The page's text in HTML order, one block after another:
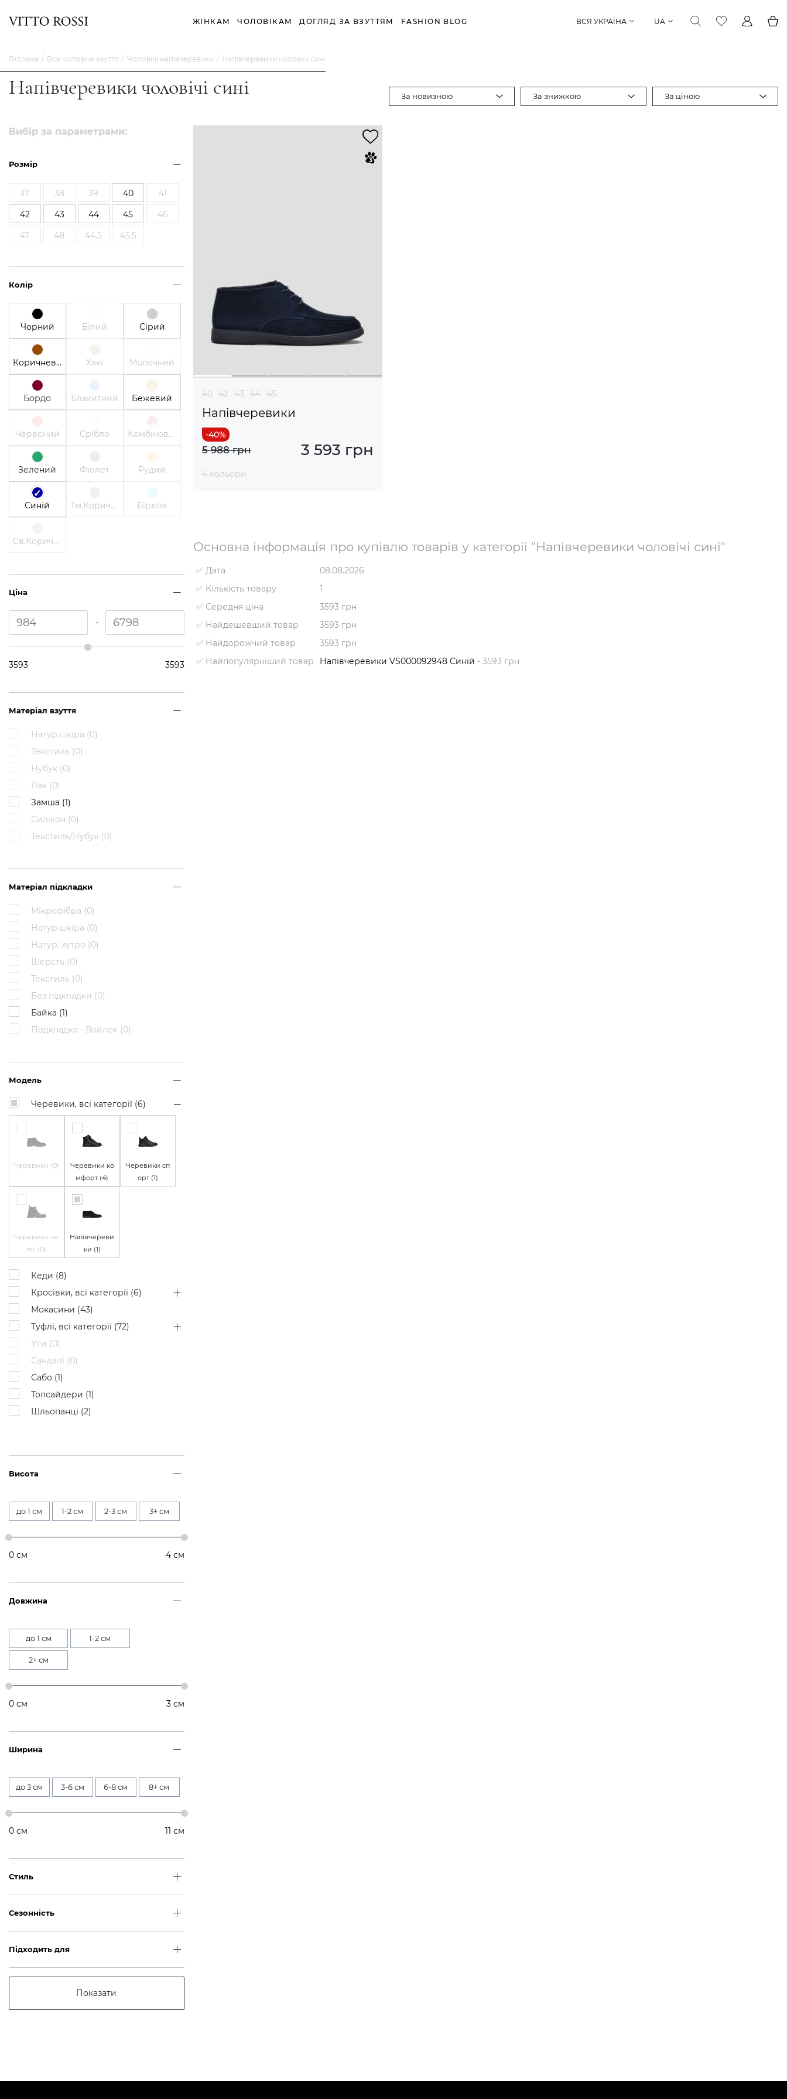
ЖІНКАМ ЧОЛОВІКАМ ДОГЛЯД ЗА ВЗУТТЯМ FASHION BLOG ВСЯ УКРАЇНА UA
Головна Все чоловіче взуття Чоловічі напівчеревики Напівчеревики чоловічі сині
Напівчеревики чоловічі сині За новизною За знижкою За ціною
Вибір за параметрами:
Розмір
37 38 39 40
41
42
43 44 45
46
47
48 44.5 45.5
Колір
Чорний Білий Сірий
Коричневий Хакі Молочний
Бордо Блакитний Бежевий
Червоний Срібло Комбінований
Зелений Фіолет Рудий
Синій Тм.Коричневий Бірюза
Св.Коричневий
Ціна
-
3593 3593
Матеріал взуття
Натур.шкіра (0)
Текстиль (0)
Нубук (0)
Лак (0)
Замша (1)
Силікон (0)
Текстиль/Нубук (0)
Матеріал підкладки
Мікрофібра (0)
Натур.шкіра (0)
Натур. хутро (0)
Шерсть (0)
Текстиль (0)
Без підкладки (0)
Байка (1)
Подкладка - Войлок (0)
Модель
Черевики, всі категорії (6)
Черевики (0)
Черевики ко
мфорт (4)
Черевики сп
орт (1)
Черевики че
лсі (0)
Напівчереви
ки (1)
Кеди (8)
Кросівки, всі категорії (6)
Мокасини (43)
Туфлі, всі категорії (72)
Уги (0)
Сандалі (0)
Сабо (1)
Топсайдери (1)
Шльопанці (2)
Висота
до 1 см 1-2 см 2-3 см 3+ см
0 см 4 см
Довжина
до 1 см 1-2 см
2+ см
0 см 3 см
Ширина
до 3 см 3-6 см 6-8 см 8+ см
0 см 11 см
Стиль
Сезонність
Підходить для
Показати
40 42 43 44 45
Напівчеревики
3 593 грн
5 988 грн
4 кольори
Основна інформація про купівлю товарів у категорії "Напівчеревики чоловічі сині"
✅ Дата
08.08.2026
✅ Кількість товару
1
✅ Середня ціна
3593 грн
✅ Найдешевший товар
3593 грн
✅ Найдорожчий товар
3593 грн
✅ Найпопулярніший товар
Напівчеревики VS000092948 Синій - 3593 грн